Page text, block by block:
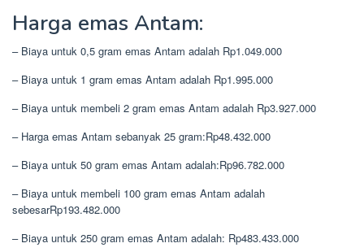
Harga emas Antam:
– Biaya untuk 0,5 gram emas Antam adalah Rp1.049.000
– Biaya untuk 1 gram emas Antam adalah Rp1.995.000
– Biaya untuk membeli 2 gram emas Antam adalah Rp3.927.000
– Harga emas Antam sebanyak 25 gram:Rp48.432.000
– Biaya untuk 50 gram emas Antam adalah:Rp96.782.000
– Biaya untuk membeli 100 gram emas Antam adalah
sebesarRp193.482.000
– Biaya untuk 250 gram emas Antam adalah: Rp483.433.000